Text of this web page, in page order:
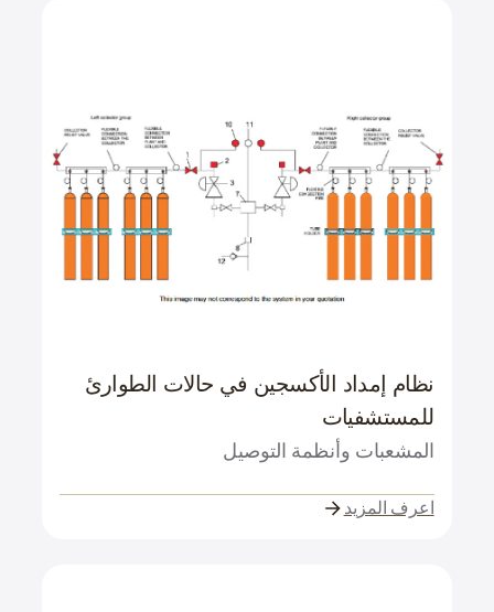
نظام إمداد الأكسجين في حالات الطوارئ
للمستشفيات
المشعبات وأنظمة التوصيل
اعرف المزيد